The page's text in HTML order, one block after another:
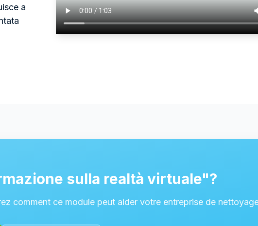
a
sulla realtà virtuale"?
comment ce module peut aider votre entreprise de